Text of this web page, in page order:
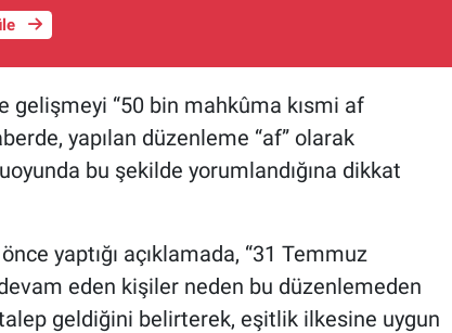
gelişmeyi “50 bin mahkûma kısmi af
yapılan düzenleme “af” olarak
bu şekilde yorumlandığına dikkat
yaptığı açıklamada, “31 Temmuz
eden kişiler neden bu düzenlemeden
geldiğini belirterek, eşitlik ilkesine uygun